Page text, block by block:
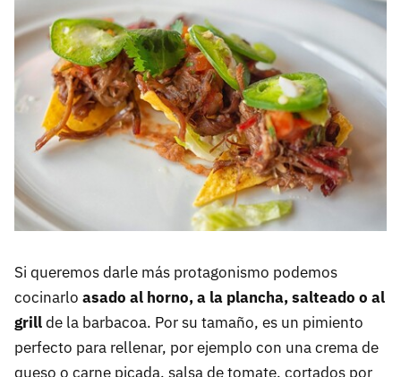
Si queremos darle más protagonismo podemos
cocinarlo asado al horno, a la plancha, salteado o al
grillde la barbacoa. Por su tamaño, es un pimiento
perfecto para rellenar, por ejemplo con una crema de
queso o carne picada, salsa de tomate, cortados por